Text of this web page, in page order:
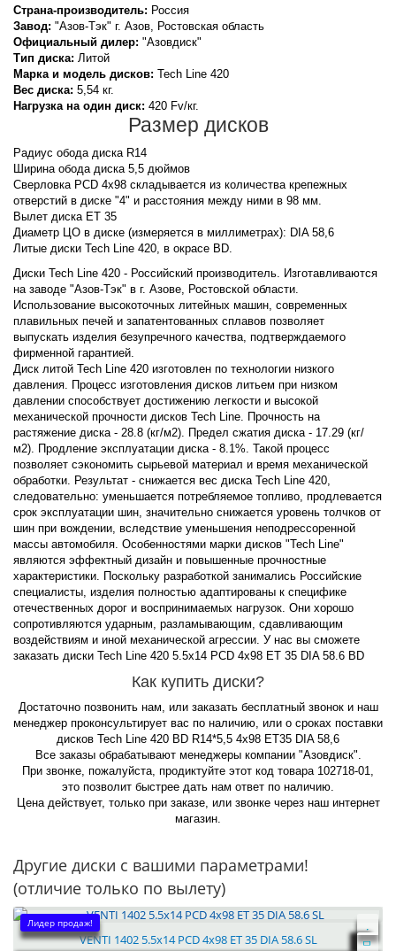
Страна-производитель: Россия
Завод: "Азов-Тэк" г. Азов, Ростовская область
Официальный дилер: "Азовдиск"
Тип диска: Литой
Марка и модель дисков: Tech Line 420
Вес диска: 5,54 кг.
Нагрузка на один диск: 420 Fv/кг.
Размер дисков
Радиус обода диска R14
Ширина обода диска 5,5 дюймов
Сверловка PCD 4x98 складывается из количества крепежных
отверстий в диске "4" и расстояния между ними в 98 мм.
Вылет диска ET 35
Диаметр ЦО в диске (измеряется в миллиметрах): DIA 58,6
Литые диски Tech Line 420, в окрасе BD.
Диски Tech Line 420 - Российский производитель. Изготавливаются
на заводе "Азов-Тэк" в г. Азове, Ростовской области.
Использование высокоточных литейных машин, современных
плавильных печей и запатентованных сплавов позволяет
выпускать изделия безупречного качества, подтверждаемого
фирменной гарантией.
Диск литой Tech Line 420 изготовлен по технологии низкого
давления. Процесс изготовления дисков литьем при низком
давлении способствует достижению легкости и высокой
механической прочности дисков Tech Line. Прочность на
растяжение диска - 28.8 (кг/м2). Предел сжатия диска - 17.29 (кг/
м2). Продление эксплуатации диска - 8.1%. Такой процесс
позволяет сэкономить сырьевой материал и время механической
обработки. Результат - снижается вес диска Tech Line 420,
следовательно: уменьшается потребляемое топливо, продлевается
срок эксплуатации шин, значительно снижается уровень толчков от
шин при вождении, вследствие уменьшения неподрессоренной
массы автомобиля. Особенностями марки дисков "Tech Line"
являются эффектный дизайн и повышенные прочностные
характеристики. Поскольку разработкой занимались Российские
специалисты, изделия полностью адаптированы к специфике
отечественных дорог и воспринимаемых нагрузок. Они хорошо
сопротивляются ударным, разламывающим, сдавливающим
воздействиям и иной механической агрессии. У нас вы сможете
заказать диски Tech Line 420 5.5x14 PCD 4x98 ET 35 DIA 58.6 BD
Как купить диски?
Достаточно позвонить нам, или заказать бесплатный звонок и наш
менеджер проконсультирует вас по наличию, или о сроках поставки
дисков Tech Line 420 BD R14*5,5 4x98 ET35 DIA 58,6
Все заказы обрабатывают менеджеры компании "Азовдиск".
При звонке, пожалуйста, продиктуйте этот код товара 102718-01,
это позволит быстрее дать нам ответ по наличию.
Цена действует, только при заказе, или звонке через наш интернет
магазин.
Другие диски с вашими параметрами!
(отличие только по вылету)
Лидер продаж!
VENTI 1402 5.5x14 PCD 4x98 ET 35 DIA 58.6 SL